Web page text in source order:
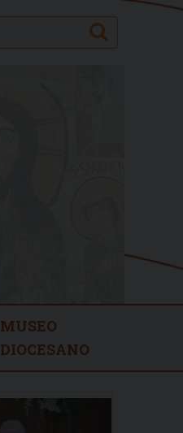
Search
MUSEO
DIOCESANO